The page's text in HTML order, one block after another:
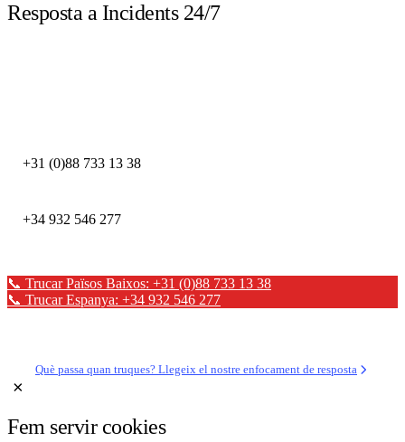
Resposta a Incidents 24/7
+31 (0)88 733 13 38
+34 932 546 277
📞 Trucar Països Baixos: +31 (0)88 733 13 38
📞 Trucar Espanya: +34 932 546 277
Què passa quan truques? Llegeix el nostre enfocament de resposta
×
Fem servir cookies